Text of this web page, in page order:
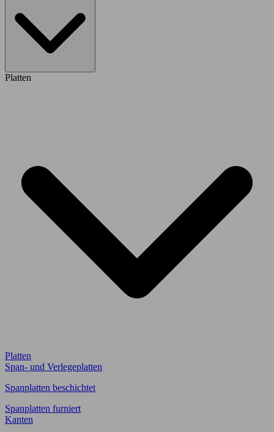
Platten
Platten
Span- und Verlegeplatten
Spanplatten beschichtet
Spanplatten furniert
Kanten